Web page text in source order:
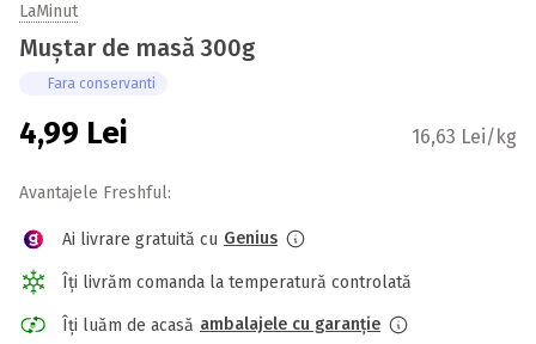
LaMinut
Muștar de masă 300g
Fara conservanti
4,99 Lei 16,63 Lei/kg
Avantajele Freshful:
Ai livrare gratuită cu Genius
Îți livrăm comanda la temperatură controlată
Îți luăm de acasă ambalajele cu garanție